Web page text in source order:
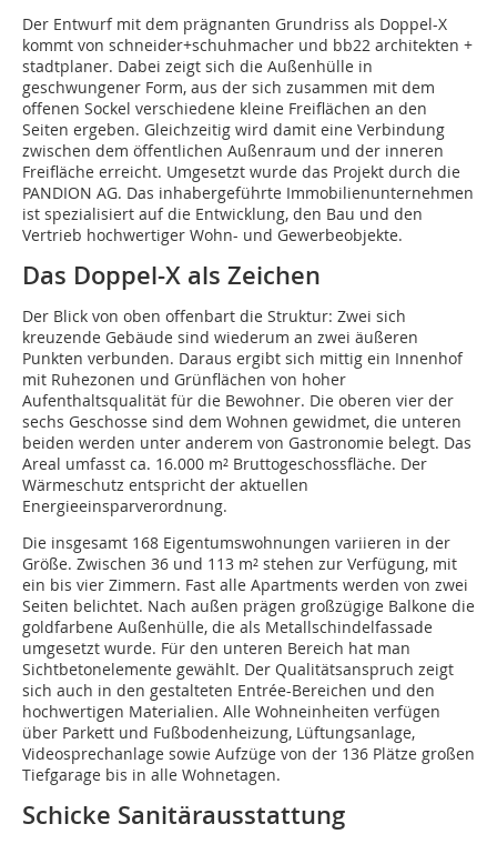
Der Entwurf mit dem prägnanten Grundriss als Doppel-X
kommt von schneider+schuhmacher und bb22 architekten +
stadtplaner. Dabei zeigt sich die Außenhülle in
geschwungener Form, aus der sich zusammen mit dem
offenen Sockel verschiedene kleine Freiflächen an den
Seiten ergeben. Gleichzeitig wird damit eine Verbindung
zwischen dem öffentlichen Außenraum und der inneren
Freifläche erreicht. Umgesetzt wurde das Projekt durch die
PANDION AG. Das inhabergeführte Immobilienunternehmen
ist spezialisiert auf die Entwicklung, den Bau und den
Vertrieb hochwertiger Wohn- und Gewerbeobjekte.
Das Doppel-X als Zeichen
Der Blick von oben offenbart die Struktur: Zwei sich
kreuzende Gebäude sind wiederum an zwei äußeren
Punkten verbunden. Daraus ergibt sich mittig ein Innenhof
mit Ruhezonen und Grünflächen von hoher
Aufenthaltsqualität für die Bewohner. Die oberen vier der
sechs Geschosse sind dem Wohnen gewidmet, die unteren
beiden werden unter anderem von Gastronomie belegt. Das
Areal umfasst ca. 16.000 m² Bruttogeschossfläche. Der
Wärmeschutz entspricht der aktuellen
Energieeinsparverordnung.
Die insgesamt 168 Eigentumswohnungen variieren in der
Größe. Zwischen 36 und 113 m² stehen zur Verfügung, mit
ein bis vier Zimmern. Fast alle Apartments werden von zwei
Seiten belichtet. Nach außen prägen großzügige Balkone die
goldfarbene Außenhülle, die als Metallschindelfassade
umgesetzt wurde. Für den unteren Bereich hat man
Sichtbetonelemente gewählt. Der Qualitätsanspruch zeigt
sich auch in den gestalteten Entrée-Bereichen und den
hochwertigen Materialien. Alle Wohneinheiten verfügen
über Parkett und Fußbodenheizung, Lüftungsanlage,
Videosprechanlage sowie Aufzüge von der 136 Plätze großen
Tiefgarage bis in alle Wohnetagen.
Schicke Sanitärausstattung